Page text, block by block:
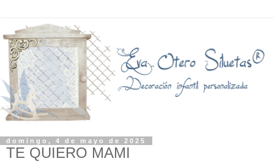
domingo, 4 de mayo de 2025
TE QUIERO MAMI